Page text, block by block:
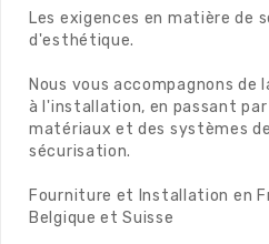
Les exigences en matière de
d'esthétique.
Nous vous accompagnons de
à l'installation, en passant par
matériaux et des systèmes de
sécurisation.
Fourniture et Installation en
Belgique et Suisse